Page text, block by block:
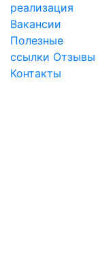
реализация
Вакансии
Полезные
ссылки Отзывы
Контакты